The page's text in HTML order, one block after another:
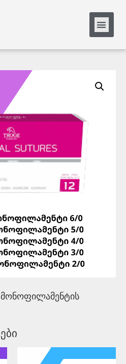
elit tellus, luctus nec
Here